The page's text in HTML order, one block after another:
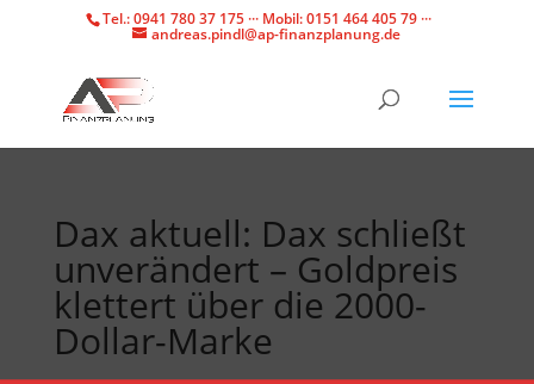
Tel.: 0941 780 37 175 ··· Mobil: 0151 464 405 79 ···
andreas.pindl@ap-finanzplanung.de
Dax aktuell: Dax schließt
unverändert – Goldpreis
klettert über die 2000-
Dollar-Marke